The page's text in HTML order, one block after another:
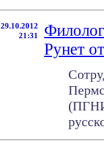
29.10.2012
21:31
Рунет